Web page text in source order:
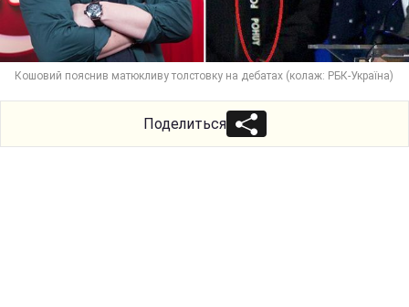
Кошовий пояснив матюкливу толстовку на дебатах (колаж: РБК-Україна)
Поделиться